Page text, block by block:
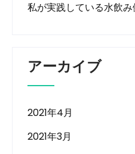
私が実践している水飲
アーカイブ
2021年4月
2021年3月